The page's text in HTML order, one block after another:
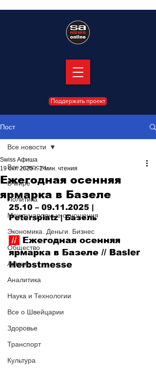
Поддержать проект
Пост
Все новости
В мире
Политика
Международные отношения
Экономика. Деньги. Бизнес
Общество
Армия
Аналитика
Наука и Технологии
Все о Швейцарии
Здоровье
Транспорт
Культура
Все новости
Ежегодная осенняя
ярмарка в Базеле
Swiss Афиша
19 окт. 2025 г. 2 мин. чтения
25.10 – 09.11.2025 |
Petersplatz | Базель
//
Ежегодная осенняя
ярмарка в Базеле // Basler
Herbstmesse